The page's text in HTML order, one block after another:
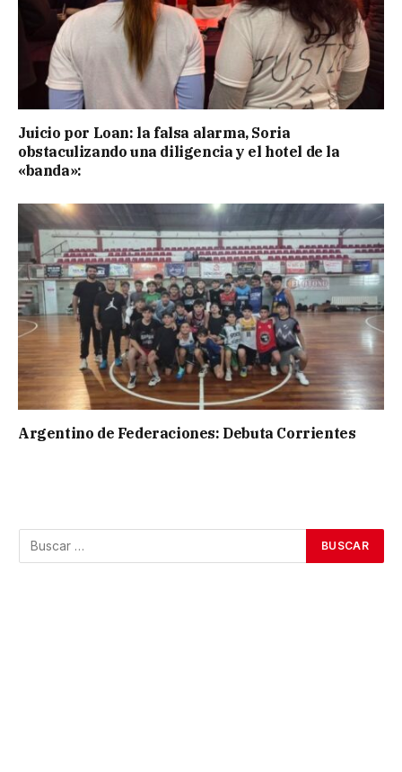
Juicio por Loan: la falsa alarma, Soria
obstaculizando una diligencia y el hotel de la
«banda»:
Argentino de Federaciones: Debuta Corrientes